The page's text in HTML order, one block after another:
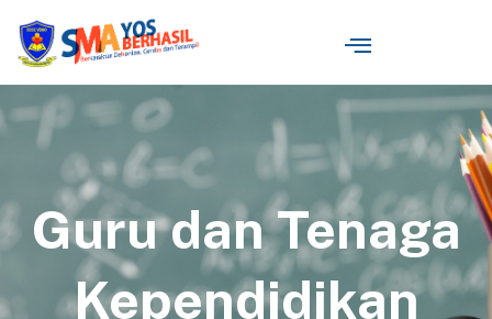
Guru dan Tenaga
Kependidikan